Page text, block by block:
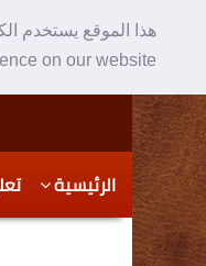
هذا الموقع يستخدم
on our website
Skip
to
content
Skip
to
secondary
content
الرئيسية